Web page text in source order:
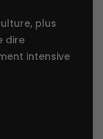
plus
dire
intensive